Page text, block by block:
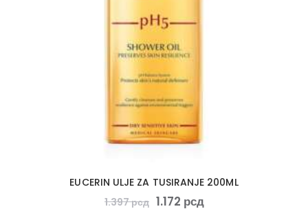
EUCERIN ULJE ZA TUSIRANJE 200ML
1.397рсд 1.172 рсд